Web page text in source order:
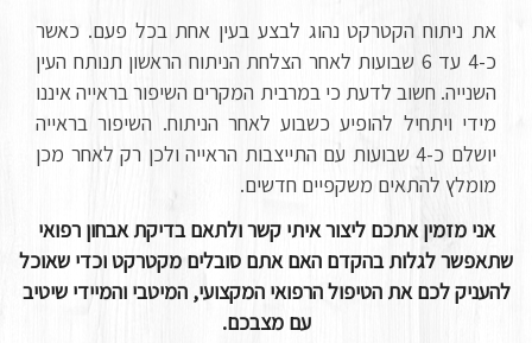
את ניתוח הקטרקט נהוג לבצע בעין אחת בכל פעם. כאשר
כ-4 עד 6 שבועות לאחר הצלחת הניתוח הראשון תנותח העין
השנייה. חשוב לדעת כי במרבית המקרים השיפור בראייה איננו
מידי ויתחיל להופיע כשבוע לאחר הניתוח. השיפור בראייה
יושלם כ-4 שבועות עם התייצבות הראייה ולכן רק לאחר מכן
מומלץ להתאים משקפיים חדשים.
אני מזמין אתכם ליצור איתי קשר ולתאם בדיקת אבחון רפואי
שתאפשר לגלות בהקדם האם אתם סובלים מקטרקט וכדי שאוכל
להעניק לכם את הטיפול הרפואי המקצועי, המיטבי והמיידי שיטיב
עם מצבכם.